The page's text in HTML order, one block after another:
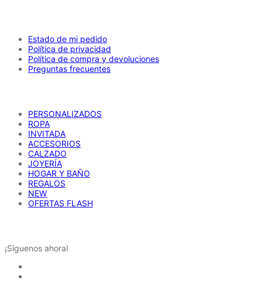
página
Estado de mi pedido
Política de privacidad
Política de compra y devoluciones
Preguntas frecuentes
PERSONALIZADOS
ROPA
INVITADA
ACCESORIOS
CALZADO
JOYERÍA
HOGAR Y BAÑO
REGALOS
NEW
OFERTAS FLASH
¡Síguenos ahora!